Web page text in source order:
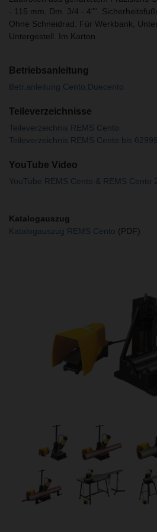
- 115 mm, Dm. 3/4 - 4"".
Ohne Schneidrad. Für Werkbank,
Untergestell. Im Karton.
Betriebsanleitung
Betr.anleitung Cento,Duecento
Teileverzeichnisse
Teileverzeichnis REMS Cento
Teileverzeichnis REMS Cento bis
YouTube Video
YouTube REMS Cento & REMS Cento
Katalogauszug
Katalogauszug REMS Cento (PDF)